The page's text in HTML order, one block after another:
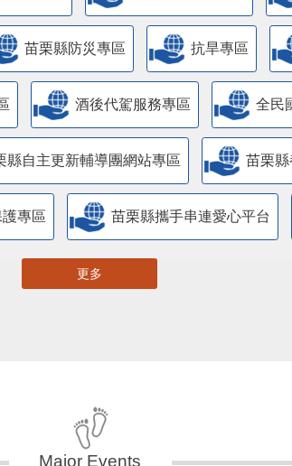
苗栗縣防災專區 抗旱專區
酒後代駕服務專區 全民
縣自主更新輔導團網站專區 苗栗
專區 苗栗縣攜手串連愛心平台
更多